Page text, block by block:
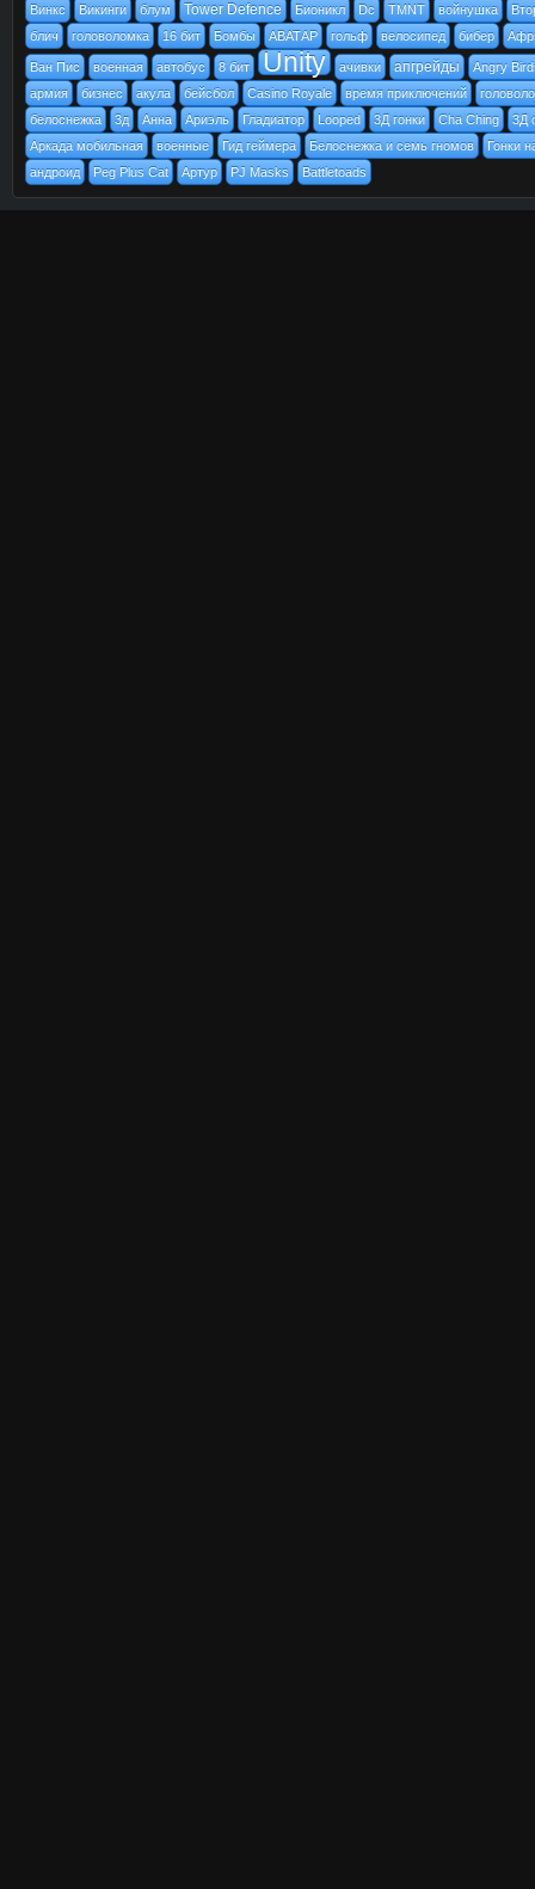
Винкс
Викинги блум Tower Defence Бионикл Dc TMNT войнушка
блич
головоломка 16 бит Бомбы АВАТАР гольф велосипед бибер
Ван Пис военная автобус 8 бит Unity ачивки апгрейды
Angry
армия
бизнес акула бейсбол Casino Royale время приключений
белоснежка
3д Анна Ариэль Гладиатор Looped 3Д гонки Cha Ching
3Д
Аркада мобильная
военные Гид геймера Белоснежка и семь гномов
Гонки
андроид
Peg Plus Cat Артур PJ Masks Battletoads